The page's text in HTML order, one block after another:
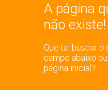
A página
não existe!
Que tal buscar o
campo abaixo
página inicial?